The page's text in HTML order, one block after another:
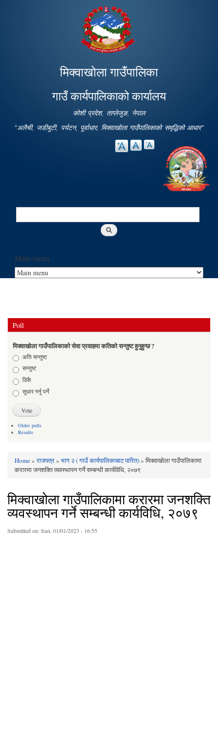
main
content
मिक्वाखोला गाउँपालिका
गाउँ कार्यपालिकाको कार्यालय
कोशी प्रदेश, ताप्लेजुङ, नेपाल
"अलैची, जडीबुटी, पर्यटन, पूर्वाधार, मिक्वाखोला गाउँपालिकाको समृद्धिको आधार"
Search
Main menu
Poll
मिक्वाखोला गाउँपालिकाको सेवा प्रवाहमा कतिको सन्तुष्ट हुनुहुन्छ ?
Choicesअति सन्तुष्ट
सन्तुष्ट
ठिकै
सुधार गर्नु पर्ने
Older polls
Results
You are here
Home»राजपत्र» भाग २ ( गाउँ कार्यपालिकाबाट पारित)» मिक्वाखोला गाउँपालिकामा
करारमा जनशक्ति व्यवस्थापन गर्ने सम्बन्धी कार्यविधि, २०७९
मिक्वाखोला गाउँपालिकामा करारमा जनशक्ति
व्यवस्थापन गर्ने सम्बन्धी कार्यविधि, २०७९
Submitted on:Sun, 01/01/2023 - 16:55